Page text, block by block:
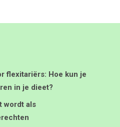
flexitariërs: Hoe kun je
in je dieet?
wordt als